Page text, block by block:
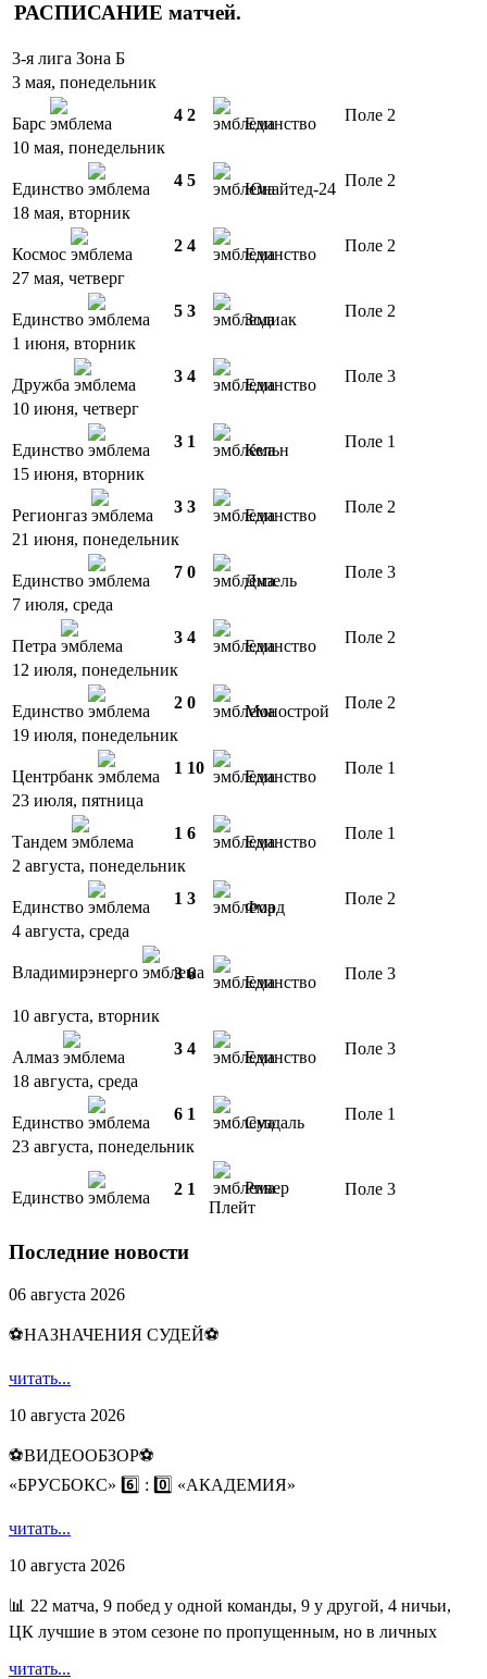
РАСПИСАНИЕ матчей.
3-я лига Зона Б
3 мая, понедельник
Барс 4 2 Единство
Поле 2
10 мая, понедельник
Единство 4 5 Юнайтед-24 Поле 2
18 мая, вторник
Космос 2 4 Единство
Поле 2
27 мая, четверг
Единство 5 3 Зодиак
Поле 2
1 июня, вторник
Дружба 3 4 Единство
Поле 3
10 июня, четверг
Единство 3 1 Кельн
Поле 1
15 июня, вторник
Регионгаз 3 3 Единство
Поле 2
21 июня, понедельник
Единство 7 0 Дизель
Поле 3
7 июля, среда
Петра 3 4 Единство
Поле 2
12 июля, понедельник
Единство 2 0 Монострой
Поле 2
19 июля, понедельник
Центрбанк 1 10 Единство
Поле 1
23 июля, пятница
Тандем 1 6 Единство
Поле 1
2 августа, понедельник
Единство 1 3 Форд
Поле 2
4 августа, среда
Владимирэнерго 3 6 Единство Поле 3
10 августа, вторник
Алмаз 3 4 Единство
Поле 3
18 августа, среда
Единство 6 1 Суздаль
Поле 1
23 августа, понедельник
Единство 2 1
Ривер
Плейт
Поле 3
Последние новости
06 августа 2026
⚽НАЗНАЧЕНИЯ СУДЕЙ⚽
читать...
10 августа 2026
⚽️ВИДЕООБЗОР⚽️
«БРУСБОКС» 6️⃣ : 0️⃣ «АКАДЕМИЯ»
читать...
10 августа 2026
📊 22 матча, 9 побед у одной команды, 9 у другой, 4 ничьи,
ЦК лучшие в этом сезоне по пропущенным, но в личных
читать...